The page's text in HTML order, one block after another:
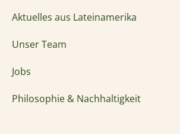
Aktuelles aus Lateinamerika
Unser Team
Jobs
Philosophie & Nachhaltigkeit